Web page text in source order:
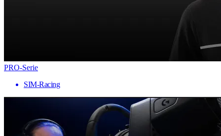
PRO-Serie
SIM-Racing